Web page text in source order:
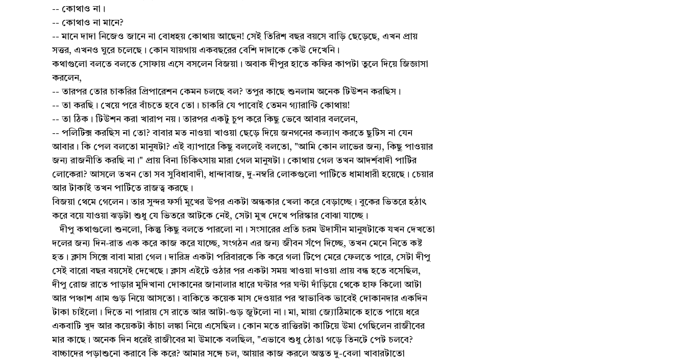
-- কোথাও না।
-- কোথাও না মানে?
-- মানে দাদা নিজেও জানে না বোধহয় কোথায় আছেন! সেই তিরিশ বছর বয়সে বাড়ি ছেড়েছে, এখন প্রায়
সত্তর, এখনও ঘুরে চলেছে। কোন যায়গায় একবছরের বেশি দাদাকে কেউ দেখেনি।
কথাগুলো বলতে বলতে সোফায় এসে বসলেন বিজয়া। অবাক দীপুর হাতে কফির কাপটা তুলে দিয়ে জিজ্ঞাসা
করলেন,
-- তারপর তোর চাকরির প্রিপারেশন কেমন চলছে বল? তপুর কাছে শুনলাম অনেক টিউশন করছিস।
-- তা করছি। খেয়ে পরে বাঁচতে হবে তো। চাকরি যে পাবোই তেমন গ্যারান্টি কোথায়!
-- তা ঠিক। টিউশন করা খারাপ নয়। তারপর একটু চুপ করে কিছু ভেবে আবার বললেন,
-- পলিটিক্স করছিস না তো? বাবার মত নাওয়া খাওয়া ছেড়ে দিয়ে জনগনের কল্যাণ করতে ছুটিস না যেন
আবার। কি পেল বলতো মানুষটা? এই ব্যাপারে কিছু বললেই বলতো, "আমি কোন লাভের জন্য, কিছু পাওয়ার
জন্য রাজনীতি করছি না।" প্রায় বিনা চিকিৎসায় মারা গেল মানুষটা। কোথায় গেল তখন আদর্শবাদী পার্টির
লোকেরা? আসলে তখন তো সব সুবিধাবাদী, ধান্দাবাজ, দু-নম্বরি লোকগুলো পার্টিতে ধামাধারী হয়েছে। চেয়ার
আর টাকাই তখন পার্টিতে রাজত্ব করছে।
বিজয়া থেমে গেলেন। তার সুন্দর ফর্সা মুখের উপর একটা অন্ধকার খেলা করে বেড়াচ্ছে। বুকের ভিতরে হঠাৎ
করে বয়ে যাওয়া ঝড়টা শুধু যে ভিতরে আটকে নেই, সেটা মুখ দেখে পরিস্কার বোঝা যাচ্ছে।
দীপু কথাগুলো শুনলো, কিন্তু কিছু বলতে পারলো না। সংসারের প্রতি চরম উদাসীন মানুষটাকে যখন দেখতো
দলের জন্য দিন-রাত এক করে কাজ করে যাচ্ছে, সংগঠন এর জন্য জীবন সঁপে দিচ্ছে, তখন মেনে নিতে কষ্ট
হত। ক্লাস সিক্সে বাবা মারা গেল। দারিদ্র একটা পরিবারকে কি করে গলা টিপে মেরে ফেলতে পারে, সেটা দীপু
সেই বারো বছর বয়সেই দেখেছে। ক্লাস এইটে ওঠার পর একটা সময় খাওয়া দাওয়া প্রায় বন্ধ হতে বসেছিল,
দীপু রোজ রাতে পাড়ার মুদিখানা দোকানের জানালার ধারে ঘন্টার পর ঘন্টা দাঁড়িয়ে থেকে হাফ কিলো আটা
আর পঞ্চাশ গ্রাম গুড় নিয়ে আসতো। বাকিতে কয়েক মাস দেওয়ার পর স্বাভাবিক ভাবেই দোকানদার একদিন
টাকা চাইলো। দিতে না পারায় সে রাতে আর আটা-গুড় জুটলো না। মা, মায়া জ্যোঠিমাকে হাতে পায়ে ধরে
একবাটি খুদ আর কয়েকটা কাঁচা লঙ্কা নিয়ে এসেছিল। কোন মতে রাত্তিরটা কাটিয়ে উমা গেছিলেন রাজীবের
মার কাছে। অনেক দিন ধরেই রাজীবের মা উমাকে বলছিল, "এভাবে শুধু ঠোঙা গড়ে তিনটে পেট চলবে?
বাচ্চাদের পড়াশুনো করাবে কি করে? আমার সঙ্গে চল, আয়ার কাজ করলে অন্তত দু-বেলা খাবারটাতো